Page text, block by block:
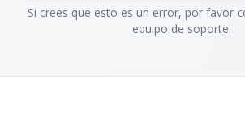
Si crees que esto es un error, por favor
equipo de soporte.